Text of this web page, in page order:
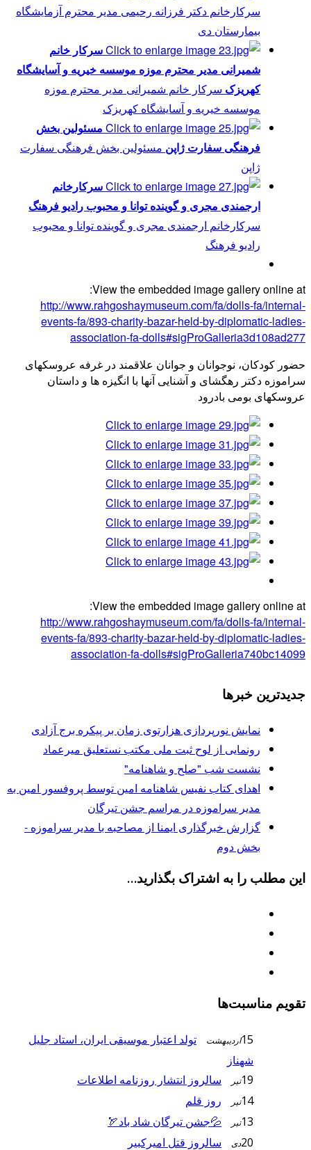
سركارخانم دكتر فرزانه رحیمی مدير محترم آزمايشگاه
بیمارستان دی
سركار خانم
شمیرانی مدیر محترم موزه موسسه خيريه و آسايشگاه
کهریزک سركار خانم شمیرانی مدیر محترم موزه
موسسه خيريه و آسايشگاه کهریزک
مسئولین بخش
فرهنگی سفارت ژاپن مسئولین بخش فرهنگی سفارت
ژاپن
سركارخانم
ارجمندی مجری و گوینده توانا و محبوب رادیو فرهنگ
سركارخانم ارجمندی مجری و گوینده توانا و محبوب
رادیو فرهنگ
View the embedded image gallery online at:
http://www.rahgoshaymuseum.com/fa/dolls-fa/internal-
events-fa/893-charity-bazar-held-by-diplomatic-ladies-
association-fa-dolls#sigProGalleria3d108ad277
حضور کودکان، نوجوانان و جوانان علاقمند در غرفه عروسکهای
سراموزه دکتر رهگشای و آشنایی آنها با انگیزه ها و داستان
عروسکهای بومی بادرود
View the embedded image gallery online at:
http://www.rahgoshaymuseum.com/fa/dolls-fa/internal-
events-fa/893-charity-bazar-held-by-diplomatic-ladies-
association-fa-dolls#sigProGalleria740bc14099
جدیدترین خبرها
نمایش نورپردازی هزارتوی زمان بر پیکره برج آزادی
رونمایی از لوح ثبت ملی مكتب نستعلیق میرعماد
نشست شب "صلح و شاهنامه"
اهدای کتاب نفیس شاهنامه امین توسط پروفسور امین به
مدیر سراموزه در مراسم جشن تیرگان
گزارش خبرگذاری ایمنا از مصاحبه با مدیر سراموزه -
بخش دوم
این مطلب را به اشتراک بگذارید...
تقویم مناسبت‌ها
15ارديبهشت
تولد اعتبار موسيقى ايران، استاد جليل
شهناز
19تیر
سالروز انتشار روزنامه اطلاعات
14تیر
روز قلم
13تیر
💦جشن تیرگان شاد باد🏹
20دی سالروز قتل امیرکبیر